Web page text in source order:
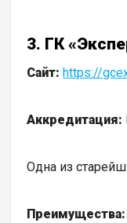
3. ГК
Сайт: https://
Аккредитация:
Одна из
Преимущества: